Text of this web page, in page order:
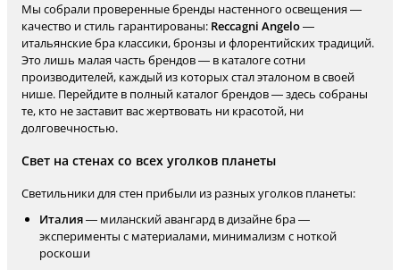
Мы собрали проверенные бренды настенного освещения —
качество и стиль гарантированы: Reccagni Angelo—
итальянские бра классики, бронзы и флорентийских традиций.
Это лишь малая часть брендов — в каталоге сотни
производителей, каждый из которых стал эталоном в своей
нише. Перейдите в полный каталог брендов — здесь собраны
те, кто не заставит вас жертвовать ни красотой, ни
долговечностью.
Свет на стенах со всех уголков планеты
Светильники для стен прибыли из разных уголков планеты:
Италия— миланский авангард в дизайне бра —
эксперименты с материалами, минимализм с ноткой
роскоши